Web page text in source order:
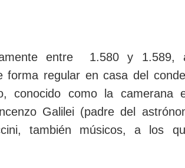
entre 1.580 y 1.589,
forma regular en casa del
conocido como la camerana
Galilei (padre del
también músicos, a los